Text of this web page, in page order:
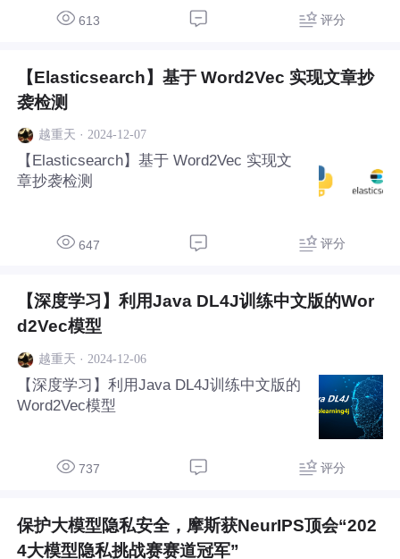
613 评分
【Elasticsearch】基于 Word2Vec 实现文章抄
袭检测
越重天 · 2024-12-07
【Elasticsearch】基于 Word2Vec 实现文
章抄袭检测
647 评分
【深度学习】利用Java DL4J训练中文版的Wor
d2Vec模型
越重天 · 2024-12-06
【深度学习】利用Java DL4J训练中文版的
Word2Vec模型
737 评分
保护大模型隐私安全，摩斯获NeurIPS顶会“202
4大模型隐私挑战赛赛道冠军”